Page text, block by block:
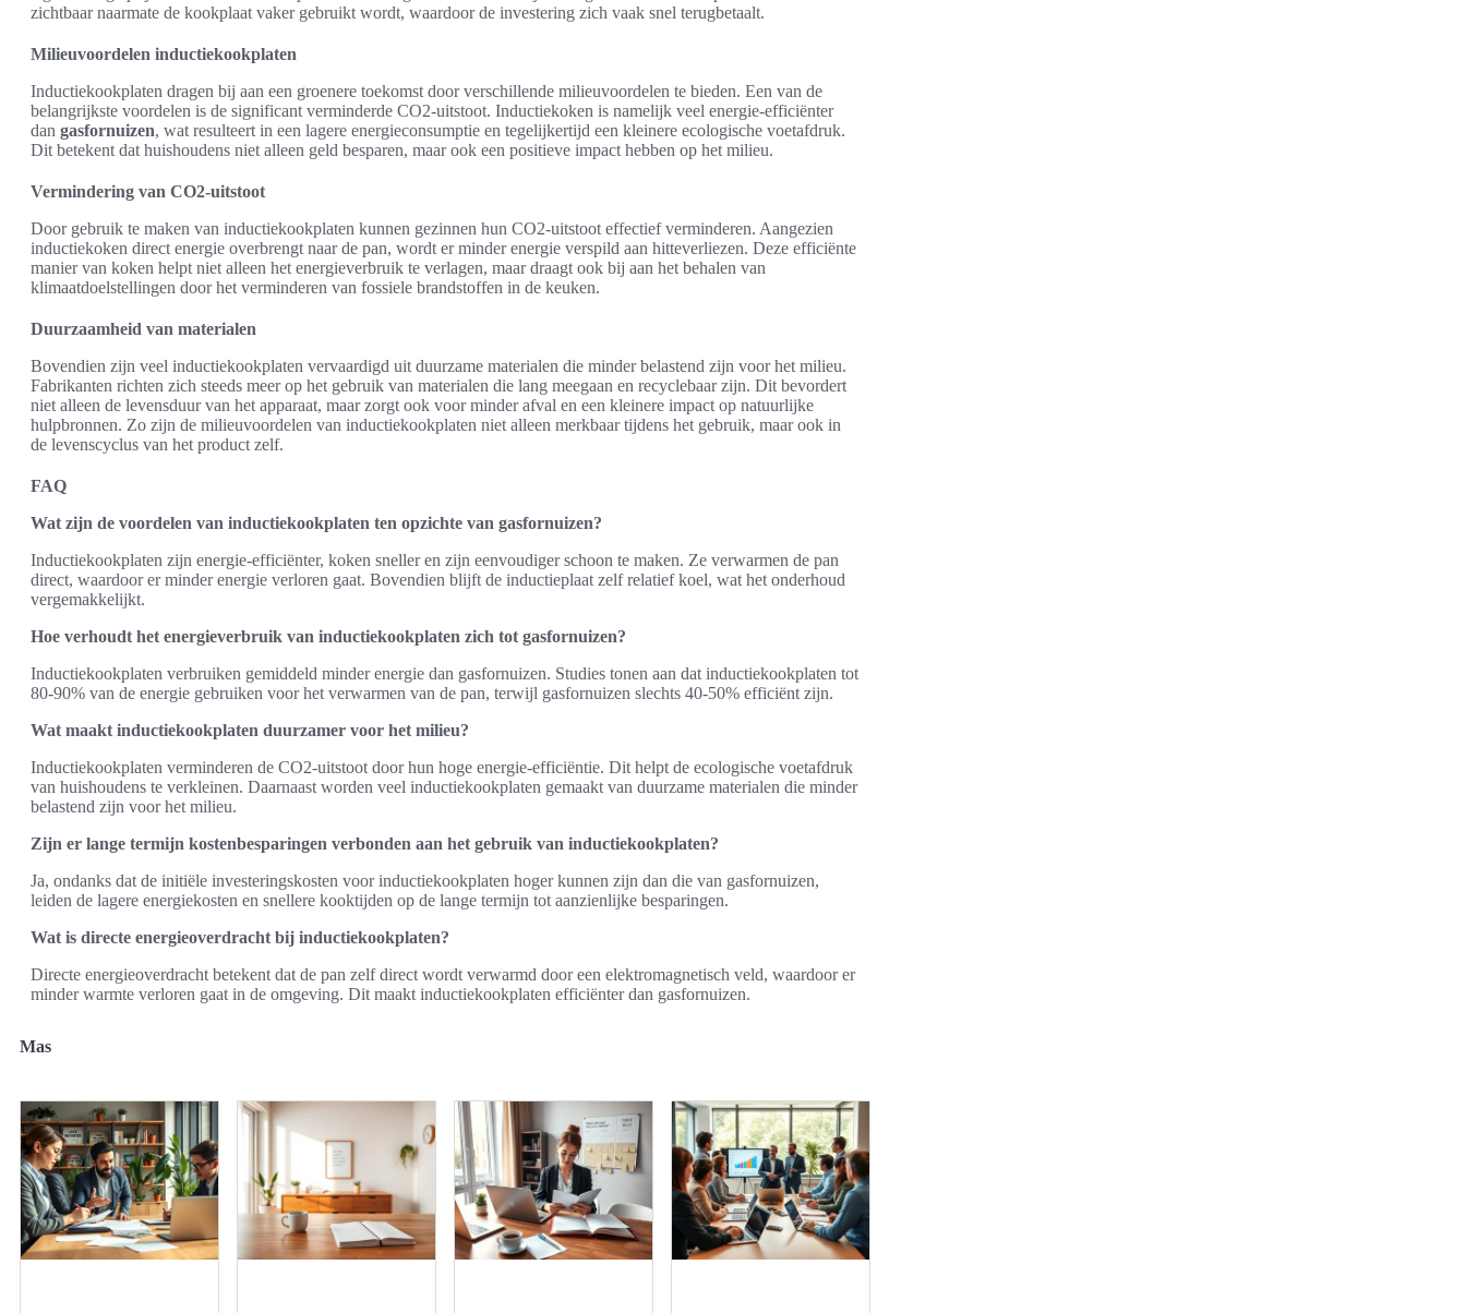
zichtbaar naarmate de kookplaat vaker gebruikt wordt, waardoor de investering zich vaak snel terugbetaalt.
Milieuvoordelen inductiekookplaten
Inductiekookplaten dragen bij aan een groenere toekomst door verschillende milieuvoordelen te bieden. Een van de
belangrijkste voordelen is de significant verminderde CO2-uitstoot. Inductiekoken is namelijk veel energie-efficiënter
dan gasfornuizen, wat resulteert in een lagere energieconsumptie en tegelijkertijd een kleinere ecologische voetafdruk.
Dit betekent dat huishoudens niet alleen geld besparen, maar ook een positieve impact hebben op het milieu.
Vermindering van CO2-uitstoot
Door gebruik te maken van inductiekookplaten kunnen gezinnen hun CO2-uitstoot effectief verminderen. Aangezien
inductiekoken direct energie overbrengt naar de pan, wordt er minder energie verspild aan hitteverliezen. Deze efficiënte
manier van koken helpt niet alleen het energieverbruik te verlagen, maar draagt ook bij aan het behalen van
klimaatdoelstellingen door het verminderen van fossiele brandstoffen in de keuken.
Duurzaamheid van materialen
Bovendien zijn veel inductiekookplaten vervaardigd uit duurzame materialen die minder belastend zijn voor het milieu.
Fabrikanten richten zich steeds meer op het gebruik van materialen die lang meegaan en recyclebaar zijn. Dit bevordert
niet alleen de levensduur van het apparaat, maar zorgt ook voor minder afval en een kleinere impact op natuurlijke
hulpbronnen. Zo zijn de milieuvoordelen van inductiekookplaten niet alleen merkbaar tijdens het gebruik, maar ook in
de levenscyclus van het product zelf.
FAQ
Wat zijn de voordelen van inductiekookplaten ten opzichte van gasfornuizen?
Inductiekookplaten zijn energie-efficiënter, koken sneller en zijn eenvoudiger schoon te maken. Ze verwarmen de pan
direct, waardoor er minder energie verloren gaat. Bovendien blijft de inductieplaat zelf relatief koel, wat het onderhoud
vergemakkelijkt.
Hoe verhoudt het energieverbruik van inductiekookplaten zich tot gasfornuizen?
Inductiekookplaten verbruiken gemiddeld minder energie dan gasfornuizen. Studies tonen aan dat inductiekookplaten tot
80-90% van de energie gebruiken voor het verwarmen van de pan, terwijl gasfornuizen slechts 40-50% efficiënt zijn.
Wat maakt inductiekookplaten duurzamer voor het milieu?
Inductiekookplaten verminderen de CO2-uitstoot door hun hoge energie-efficiëntie. Dit helpt de ecologische voetafdruk
van huishoudens te verkleinen. Daarnaast worden veel inductiekookplaten gemaakt van duurzame materialen die minder
belastend zijn voor het milieu.
Zijn er lange termijn kostenbesparingen verbonden aan het gebruik van inductiekookplaten?
Ja, ondanks dat de initiële investeringskosten voor inductiekookplaten hoger kunnen zijn dan die van gasfornuizen,
leiden de lagere energiekosten en snellere kooktijden op de lange termijn tot aanzienlijke besparingen.
Wat is directe energieoverdracht bij inductiekookplaten?
Directe energieoverdracht betekent dat de pan zelf direct wordt verwarmd door een elektromagnetisch veld, waardoor er
minder warmte verloren gaat in de omgeving. Dit maakt inductiekookplaten efficiënter dan gasfornuizen.
Mas